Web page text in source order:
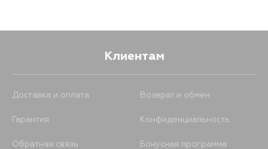
Клиентам
Доставка и оплата Возврат и обмен
Гарантия Конфиденциальность
Обратная связь Бонусная программа